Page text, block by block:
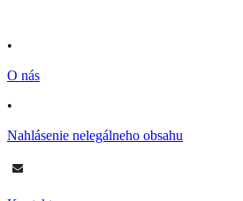
•
O nás
•
Nahlásenie nelegálneho obsahu